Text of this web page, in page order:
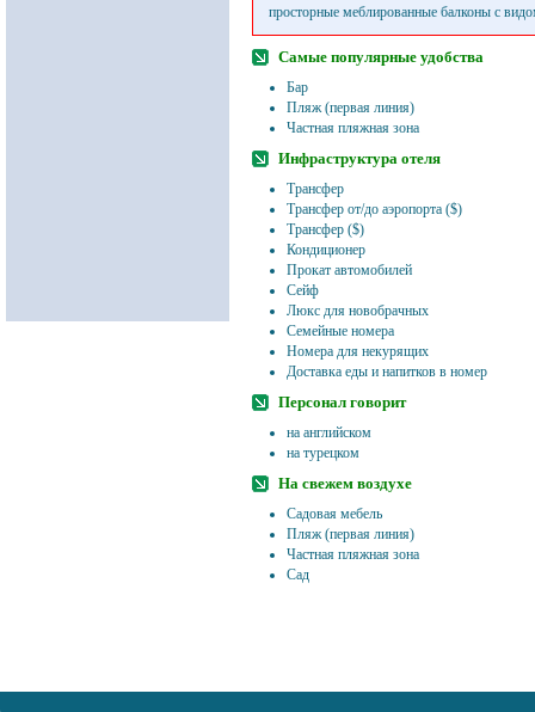
просторные меблированные балконы с
Самые популярные удобства
Бар
Пляж (первая линия)
Частная пляжная зона
Инфраструктура отеля
Трансфер
Трансфер от/до аэропорта ($)
Трансфер ($)
Кондиционер
Прокат автомобилей
Сейф
Люкс для новобрачных
Семейные номера
Номера для некурящих
Доставка еды и напитков в номер
Персонал говорит
на английском
на турецком
На свежем воздухе
Садовая мебель
Пляж (первая линия)
Частная пляжная зона
Сад